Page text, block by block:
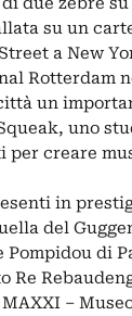
su un
a New
Rotterdam
un
uno
per creare
in
del
Pompidou di
Re
–